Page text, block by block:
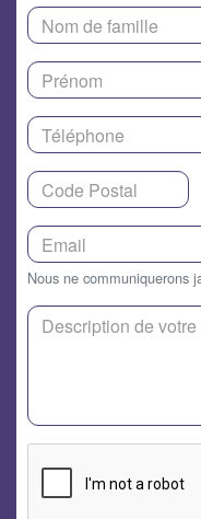
Nous ne communiquerons